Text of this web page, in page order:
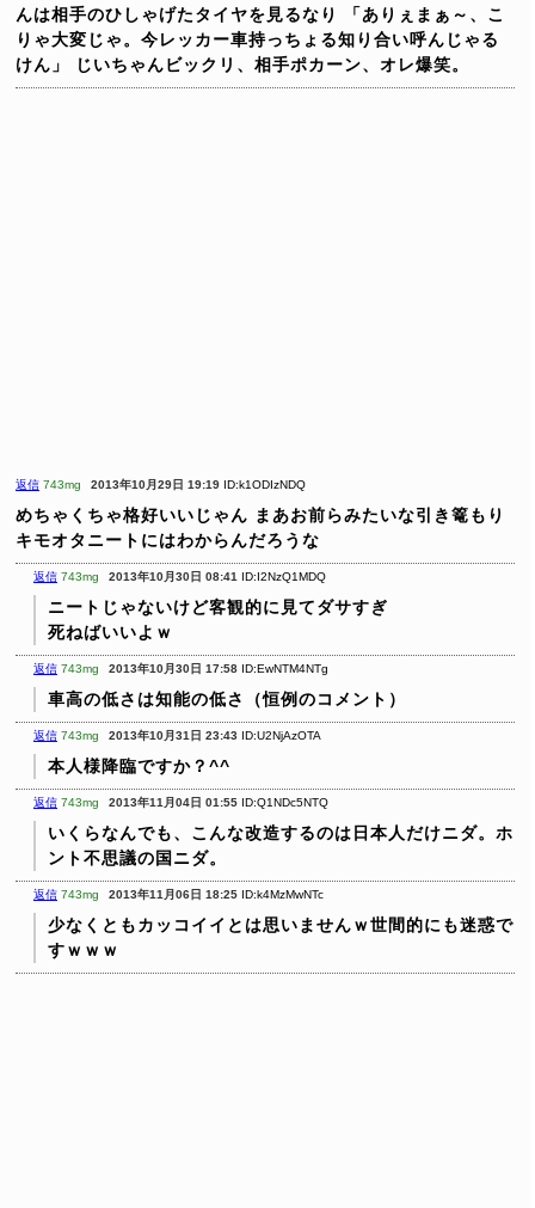
んは相手のひしゃげたタイヤを見るなり
「ありぇまぁ～、こ
りゃ大変じゃ。今レッカー車持っちょる知り合い呼んじゃる
けん」
じいちゃんビックリ、相手ポカーン、オレ爆笑。
返信 743mg 2013年10月29日 19:19 ID:k1ODIzNDQ
めちゃくちゃ格好いいじゃん まあお前らみたいな引き篭もり
キモオタニートにはわからんだろうな
返信 743mg 2013年10月30日 08:41 ID:I2NzQ1MDQ
ニートじゃないけど客観的に見てダサすぎ
死ねばいいよｗ
返信 743mg 2013年10月30日 17:58 ID:EwNTM4NTg
車高の低さは知能の低さ（恒例のコメント）
返信 743mg 2013年10月31日 23:43 ID:U2NjAzOTA
本人様降臨ですか？^^
返信 743mg 2013年11月04日 01:55 ID:Q1NDc5NTQ
いくらなんでも、こんな改造するのは日本人だけニダ。ホ
ント不思議の国ニダ。
返信 743mg 2013年11月06日 18:25 ID:k4MzMwNTc
少なくともカッコイイとは思いませんｗ世間的にも迷惑で
すｗｗｗ